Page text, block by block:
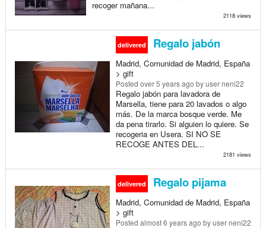
recoger mañana...
2118 views
delivered Regalo jabón
Madrid, Comunidad de Madrid, España
> gift
Posted over 5 years ago by user neni22
Regalo jabón para lavadora de
Marsella, tiene para 20 lavados o algo
más. De la marca bosque verde. Me
da pena tirarlo. Si alguien lo quiere. Se
recogeria en Usera. SI NO SE
RECOGE ANTES DEL...
2181 views
delivered Regalo pijama
Madrid, Comunidad de Madrid, España
> gift
Posted almost 6 years ago by user neni22